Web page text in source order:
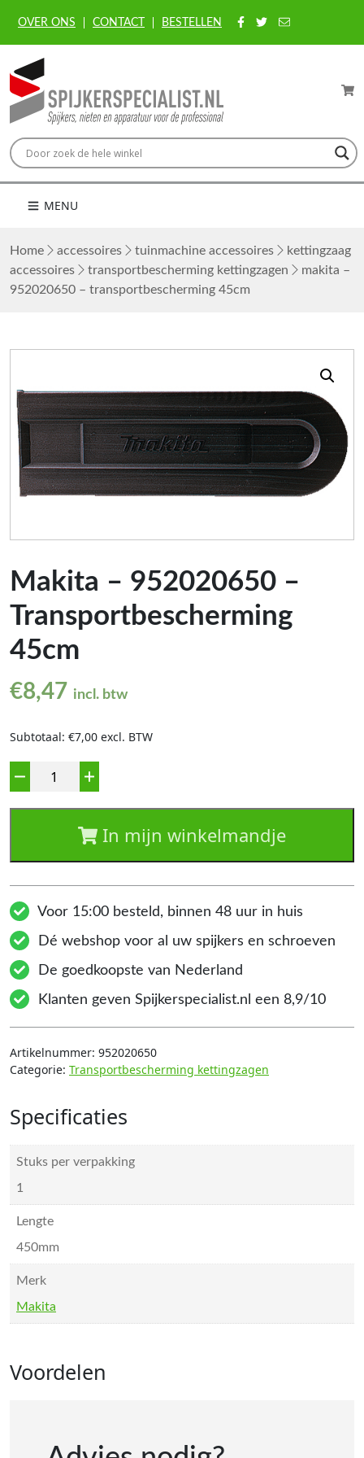
OVER ONS CONTACT BESTELLEN
MENU
Home accessoires tuinmachine accessoires
kettingzaag
accessoires
transportbescherming kettingzagen
makita –
952020650 – transportbescherming 45cm
Makita – 952020650 –
Transportbescherming
45cm
€8,47 incl. btw
Subtotaal: €7,00 excl. BTW
Aantal
In mijn winkelmandje
Voor 15:00 besteld, binnen 48 uur in huis
Dé webshop voor al uw spijkers en schroeven
De goedkoopste van Nederland
Klanten geven Spijkerspecialist.nl een 8,9/10
Artikelnummer: 952020650
Categorie: Transportbescherming kettingzagen
Specificaties
Stuks per verpakking
1
Lengte
450mm
Merk
Makita
Voordelen